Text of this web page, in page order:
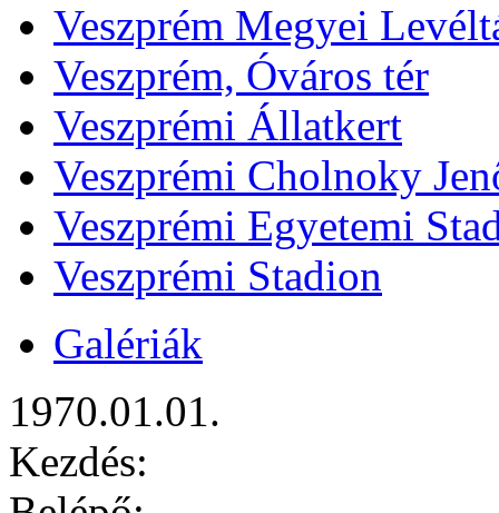
Veszprém Megyei
Veszprém, Óváros tér
Veszprémi Állatkert
Veszprémi Cholnoky
Veszprémi Egyetemi
Veszprémi Stadion
Galériák
1970.01.01.
Kezdés: